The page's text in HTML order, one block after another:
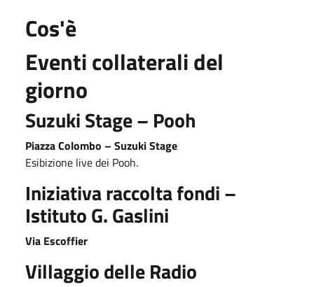
Cos'è
Eventi collaterali del
giorno
Suzuki Stage – Pooh
Piazza Colombo – Suzuki Stage
Esibizione live dei Pooh.
Iniziativa raccolta fondi –
Istituto G. Gaslini
Via Escoffier
Villaggio delle Radio